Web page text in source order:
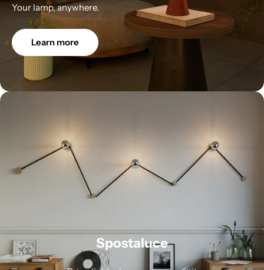
Your lamp, anywhere.
Learn more
Spostaluce